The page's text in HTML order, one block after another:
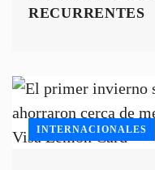
CRECIMIENTO